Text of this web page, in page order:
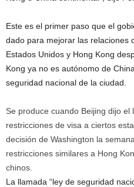
Este es el primer paso que el
dado para mejorar las relaciones
Estados Unidos y Hong Kong
Kong ya no es autónomo de
seguridad nacional de la ciudad.
Se produce cuando Beijing dijo el
restricciones de visa a ciertos
decisión de Washington la
restricciones similares a Hong
chinos.
La llamada “ley de seguridad